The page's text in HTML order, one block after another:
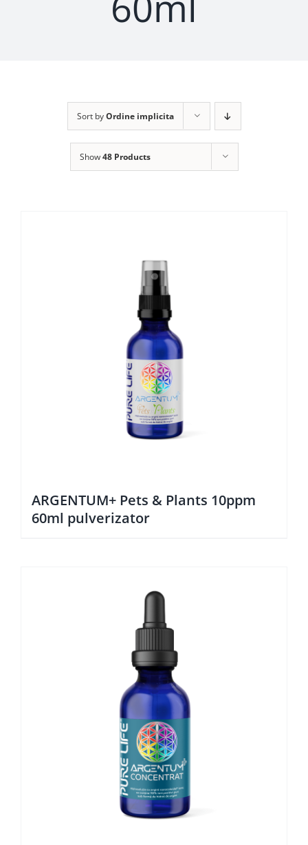
Sort byOrdine implicita
Show48 Products
ARGENTUM+ Pets & Plants 10ppm
60ml pulverizator